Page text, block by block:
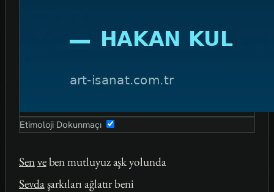
Etimoloji Dokunmaçı
Senveben mutluyuz aşk yolunda
Sevdaşarkıları ağlatır beni